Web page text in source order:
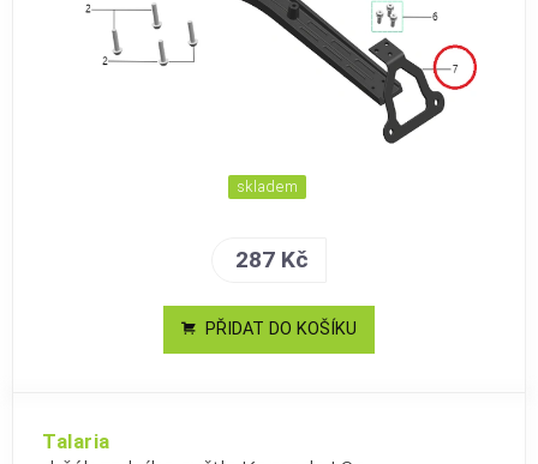
skladem
287 Kč
PŘIDAT DO KOŠÍKU
Talaria